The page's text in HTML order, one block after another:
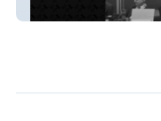
Studio Legale Barzan